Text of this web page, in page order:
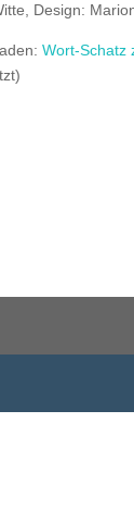
Design:
Wort-Schatz